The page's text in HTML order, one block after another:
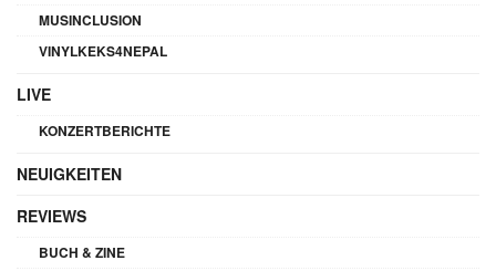
MUSINCLUSION
VINYLKEKS4NEPAL
LIVE
KONZERTBERICHTE
NEUIGKEITEN
REVIEWS
BUCH & ZINE